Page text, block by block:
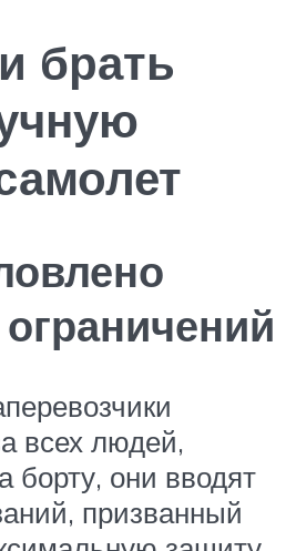
брать
всех людей,
борту, они вводят
призванный